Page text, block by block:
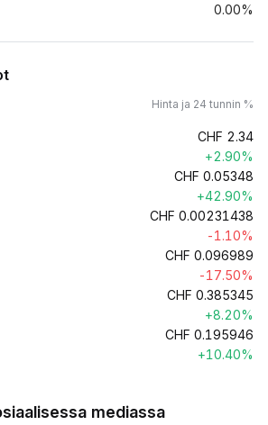
0.00%
Hinta ja 24 tunnin %
CHF 2.34
+2.90%
CHF 0.05348
+42.90%
CHF 0.00231438
-1.10%
CHF 0.096989
-17.50%
CHF 0.385345
+8.20%
CHF 0.195946
+10.40%
mediassa